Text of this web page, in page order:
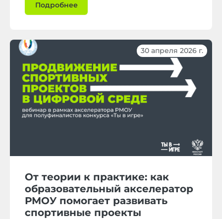
Подробнее
30 апреля 2026 г.
От теории к практике: как
образовательный акселератор
РМОУ помогает развивать
спортивные проекты